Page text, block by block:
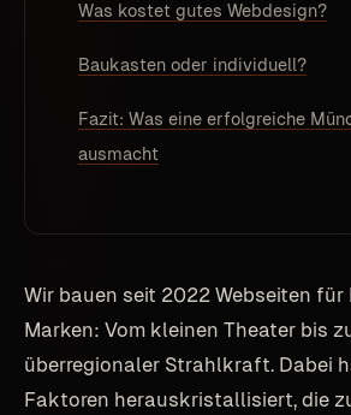
Was kostet gutes Webdesign?
Baukasten oder individuell?
Fazit: Was eine erfolgreiche
ausmacht
Wir bauen seit 2022 Webseiten für
Marken: Vom kleinen Theater bis
überregionaler Strahlkraft. Dabei
Faktoren herauskristallisiert, die